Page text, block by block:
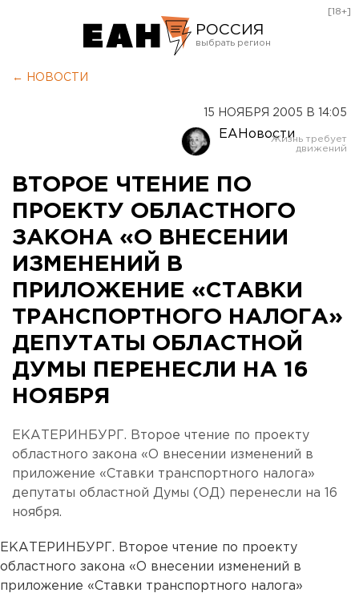
РОССИЯ
Оренбург
[18+]
← НОВОСТИ
15 НОЯБРЯ 2005 В 14:05
ЕАНовости
ВТОРОЕ ЧТЕНИЕ ПО
ПРОЕКТУ ОБЛАСТНОГО
ЗАКОНА «О ВНЕСЕНИИ
ИЗМЕНЕНИЙ В
ПРИЛОЖЕНИЕ «СТАВКИ
ТРАНСПОРТНОГО НАЛОГА»
ДЕПУТАТЫ ОБЛАСТНОЙ
ДУМЫ ПЕРЕНЕСЛИ НА 16
НОЯБРЯ
ЕКАТЕРИНБУРГ. Второе чтение по проекту
областного закона «О внесении изменений в
приложение «Ставки транспортного налога»
депутаты областной Думы (ОД) перенесли на 16
ноября.
ЕКАТЕРИНБУРГ. Второе чтение по проекту
областного закона «О внесении изменений в
приложение «Ставки транспортного налога»